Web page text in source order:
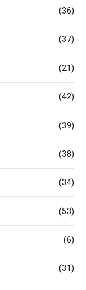
(36)
(37)
(21)
(42)
(39)
(38)
(34)
(53)
(6)
(31)